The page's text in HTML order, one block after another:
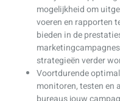
mogelijkheid om
voeren en rapporten
bieden in de
strategieën verder
Voortdurende
monitoren, testen en